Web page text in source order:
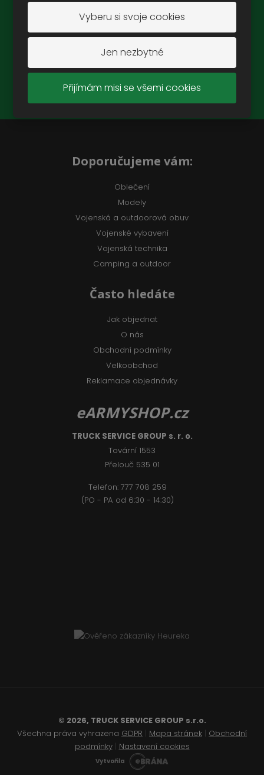
Vyberu si svoje cookies
Jen nezbytné
Přijímám misi se všemi cookies
ZAREGISTROVAT SE
Souhlasím se zpracováním osobních údajů
Doporučujeme vám:
Oblečení
Modely
Vojenská a outdoorová obuv
Vojenské vybavení
Vojenská technika
Camping a outdoor
Často hledáte
Jak objednat
O nás
Obchodní podmínky
Velkoobchod
Reklamace objednávky
eARMYSHOP.cz
TRUCK SERVICE GROUP s. r. o.
Tovární 1553
Přelouč 535 01
Telefon: 777 708 259
(PO - PA od 6:30 - 14:30)
© 2026, TRUCK SERVICE GROUP s.r.o.
Všechna práva vyhrazena GDPR Mapa stránek
Obchodní
podmínky
Nastavení cookies
Vytvořila